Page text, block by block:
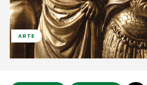
ARTE